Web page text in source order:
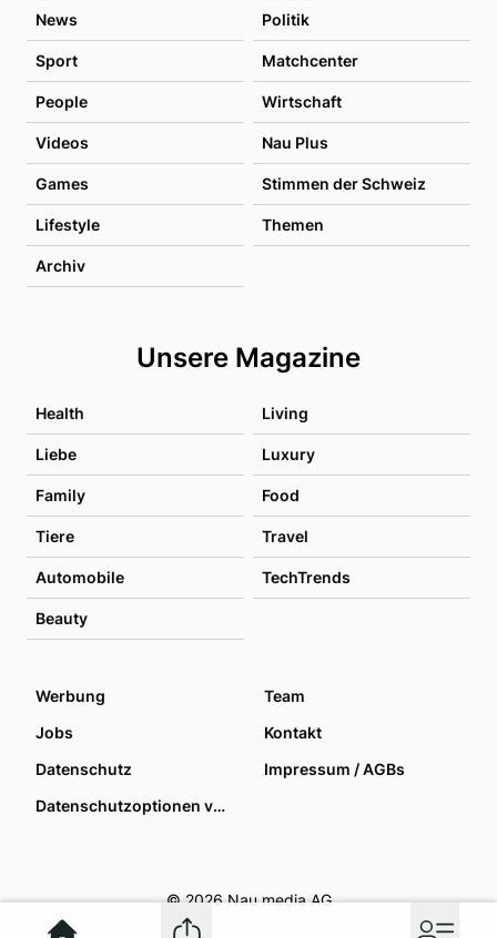
News Politik
Sport Matchcenter
People Wirtschaft
Videos Nau Plus
Games Stimmen der Schweiz
Lifestyle Themen
Archiv
Unsere Magazine
Health Living
Liebe Luxury
Family Food
Tiere Travel
Automobile TechTrends
Beauty
Werbung
Team
Jobs
Kontakt
Datenschutz
Impressum / AGBs
Datenschutzoptionen verwalten
© 2026 Nau media AG